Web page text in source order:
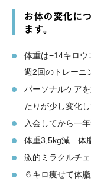
お体の変化に
ます。
体重は−14キロウ
週2回のトレーニ
パーソナルケア
たりが少し変化
入会してから一
体重3,5kg減 体
激的ミラクルチ
６キロ痩せて体